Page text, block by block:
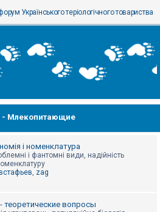
Українського теріологічного товариства
- Млекопитающие
і номенклатура
і фантомні види, надійність
, zag
теоретические вопросы